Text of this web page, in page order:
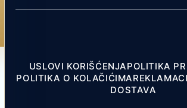
USLOVI KORIŠĆENJAPOLITIKA
POLITIKA O KOLAČIĆIMA
DOSTAVA